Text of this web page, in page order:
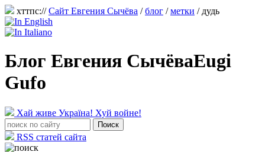
хттпс://Сайт Евгения Сычёва /блог /метки / дудь
Блог Евгения СычёваEugi
Gufo
Хай живе Україна! Хуй войне!
RSS статей сайта